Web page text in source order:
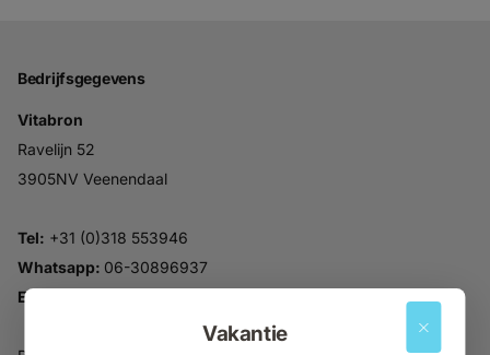
Vakantie
Bedrijfsgegevens
Vitabron
Ravelijn 52
3905NV Veenendaal
Tel: +31 (0)318 553946
Whatsapp: 06-30896937
Email: